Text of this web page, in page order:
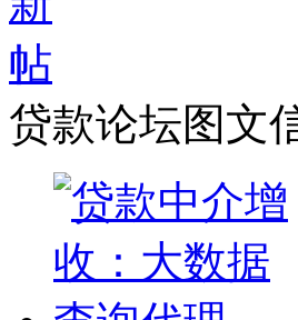
贷款论坛图文